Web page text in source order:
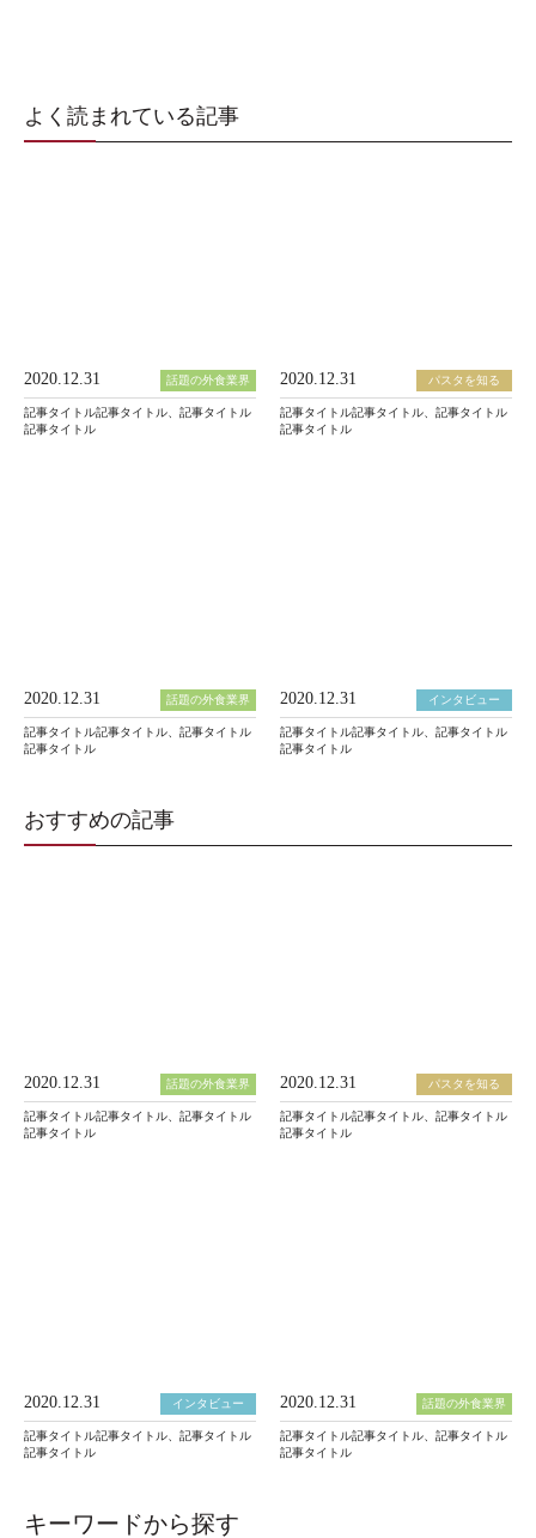
よく読まれている記事
2020.12.31 話題の外食業界
記事タイトル記事タイトル、記事タイトル
記事タイトル
2020.12.31 パスタを知る
記事タイトル記事タイトル、記事タイトル
記事タイトル
2020.12.31 話題の外食業界
記事タイトル記事タイトル、記事タイトル
記事タイトル
2020.12.31 インタビュー
記事タイトル記事タイトル、記事タイトル
記事タイトル
おすすめの記事
2020.12.31 話題の外食業界
記事タイトル記事タイトル、記事タイトル
記事タイトル
2020.12.31 パスタを知る
記事タイトル記事タイトル、記事タイトル
記事タイトル
2020.12.31 インタビュー
記事タイトル記事タイトル、記事タイトル
記事タイトル
2020.12.31 話題の外食業界
記事タイトル記事タイトル、記事タイトル
記事タイトル
キーワードから探す